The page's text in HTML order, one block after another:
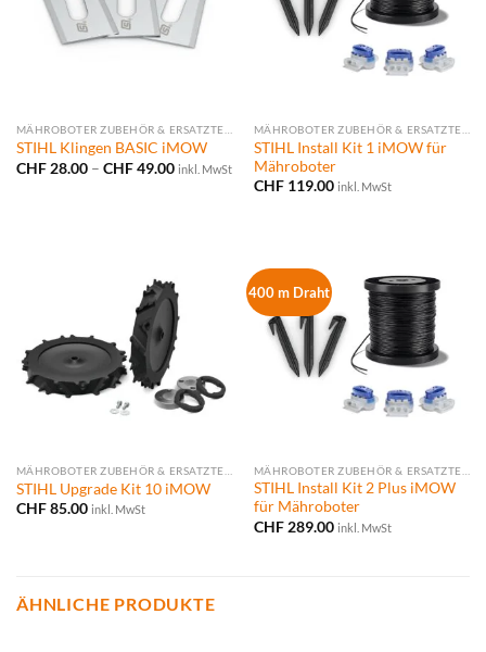
STIHL Klingen BASIC iMOW
CHF28.00 – CHF49.00Preisspanne:
inkl. MwSt
STIHL Install Kit 1 iMOW für
Mähroboter
CHF119.00 inkl. MwSt
STIHL Upgrade Kit 10 iMOW
CHF85.00 inkl. MwSt
400 m Draht
STIHL Install Kit 2 Plus iMOW
für Mähroboter
CHF289.00 inkl. MwSt
ÄHNLICHE PRODUKTE